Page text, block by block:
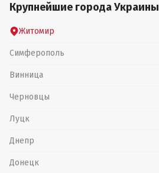
Крупнейшие города Украины
Житомир
Симферополь
Винница
Черновцы
Луцк
Днепр
Донецк